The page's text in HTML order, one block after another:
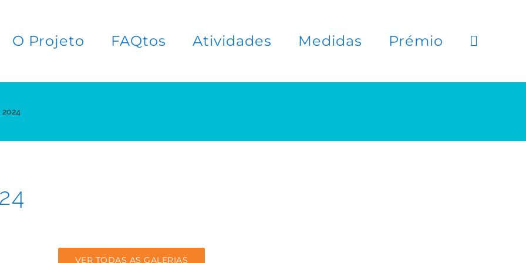
O Projeto FAQtos Atividades Medidas Prémio
2024
VER TODAS AS GALERIAS